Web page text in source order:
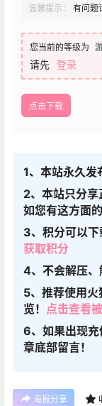
温馨提示：
有问题
您当前的等级为
请先 登录
点击下载
1、本站永久发
2、本站只分享
如您有这方面
3、积分可以下
获取积分
4、不会解压、
5、推荐使用
览！ 点击查看
6、如果出现
章底部留言！
海报分享